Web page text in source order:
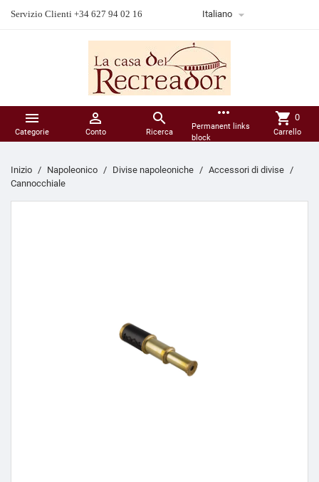
Servizio Clienti +34 627 94 02 16 Italiano 

Categorie

Conto

Ricerca
more_horiz
Permanent links
block
shopping_cart 0
Carrello
Inizio Napoleonico Divise napoleoniche
Accessori di divise
Cannocchiale